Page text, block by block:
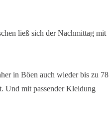
ließ sich der Nachmittag mit
in Böen auch wieder bis zu 78
Und mit passender Kleidung